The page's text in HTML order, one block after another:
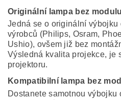
Originální lampa bez modulu
Jedná se o originální výbojku
výrobců (Philips, Osram,
Ushio), ovšem již bez
Výsledná kvalita projekce, je
projektoru.
Kompatibilní lampa bez
Dostanete samotnou